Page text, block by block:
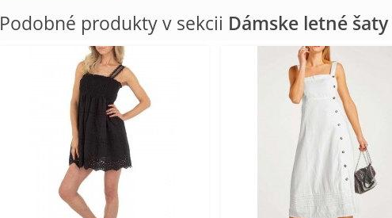
Podobné produkty v sekcii Dámske letné šaty